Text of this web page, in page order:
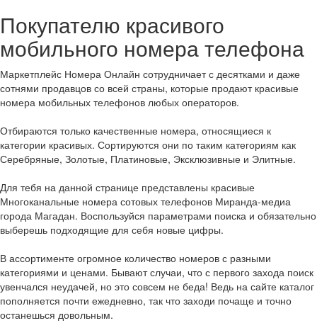
Покупателю красивого
мобильного номера телефона
Маркетплейс Номера Онлайн сотрудничает с десятками и даже
сотнями продавцов со всей страны, которые продают красивые
номера мобильных телефонов любых операторов.
Отбираются только качественные номера, относящиеся к
категории красивых. Сортируются они по таким категориям как
Серебряные, Золотые, Платиновые, Эксклюзивные и Элитные.
Для тебя на данной странице представлены красивые
Многоканальные номера сотовых телефонов Миранда-медиа
города Магадан. Воспользуйся параметрами поиска и обязательно
выберешь подходящие для себя новые цифры.
В ассортименте огромное количество номеров с разными
категориями и ценами. Бывают случаи, что с первого захода поиск
увенчался неудачей, но это совсем не беда! Ведь на сайте каталог
пополняется почти ежедневно, так что заходи почаще и точно
останешься довольным.